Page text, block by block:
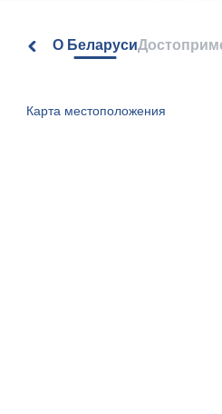
О Беларуси
Карта местоположения